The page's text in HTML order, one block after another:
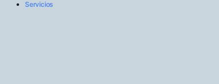
Servicios